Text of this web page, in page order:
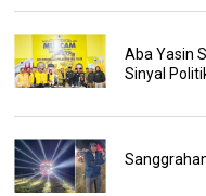
Aba Yasin
Sinyal